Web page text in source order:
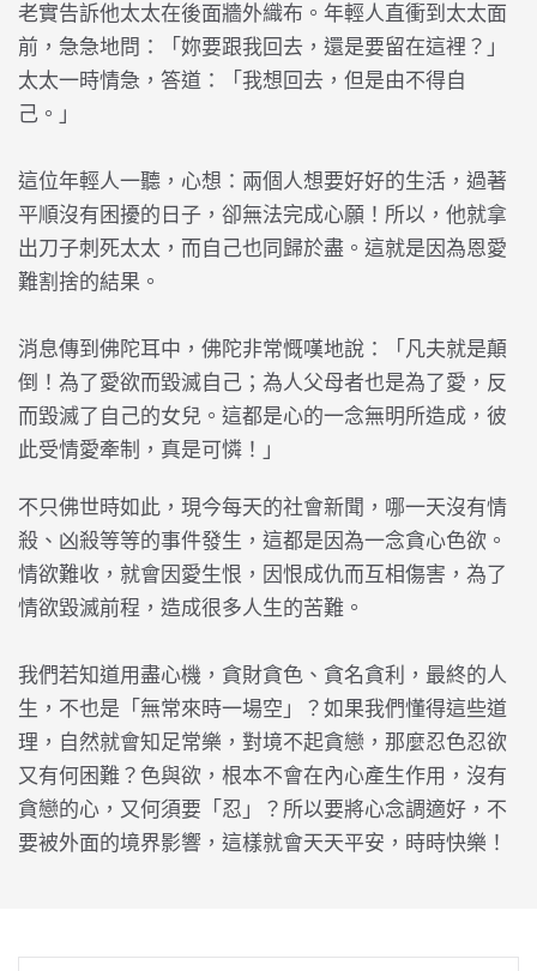
老實告訴他太太在後面牆外織布。年輕人直衝到太太面
前，急急地問：「妳要跟我回去，還是要留在這裡？」
太太一時情急，答道：「我想回去，但是由不得自
己。」
這位年輕人一聽，心想：兩個人想要好好的生活，過著
平順沒有困擾的日子，卻無法完成心願！所以，他就拿
出刀子刺死太太，而自己也同歸於盡。這就是因為恩愛
難割捨的結果。
消息傳到佛陀耳中，佛陀非常慨嘆地說：「凡夫就是顛
倒！為了愛欲而毀滅自己；為人父母者也是為了愛，反
而毀滅了自己的女兒。這都是心的一念無明所造成，彼
此受情愛牽制，真是可憐！」
不只佛世時如此，現今每天的社會新聞，哪一天沒有情
殺、凶殺等等的事件發生，這都是因為一念貪心色欲。
情欲難收，就會因愛生恨，因恨成仇而互相傷害，為了
情欲毀滅前程，造成很多人生的苦難。
我們若知道用盡心機，貪財貪色、貪名貪利，最終的人
生，不也是「無常來時一場空」？如果我們懂得這些道
理，自然就會知足常樂，對境不起貪戀，那麼忍色忍欲
又有何困難？色與欲，根本不會在內心產生作用，沒有
貪戀的心，又何須要「忍」？所以要將心念調適好，不
要被外面的境界影響，這樣就會天天平安，時時快樂！